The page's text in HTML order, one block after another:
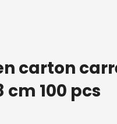
carton
cm 100 pcs